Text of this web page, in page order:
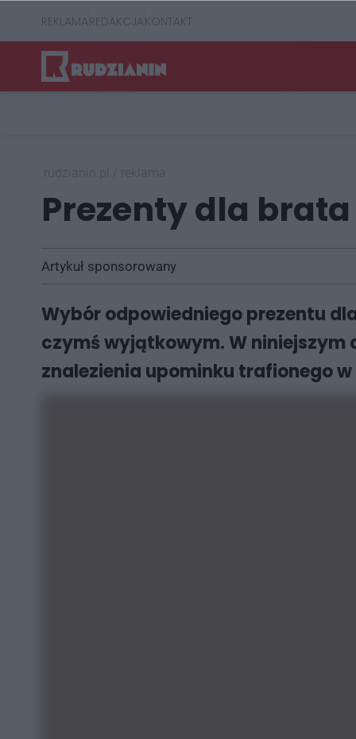
REKLAMAREDAKCJAKONTAKT
Prezenty dla
Artykuł sponsorowany
Wybór odpowiedniego prezentu
czymś wyjątkowym. W niniejszym
znalezienia upominku trafionego